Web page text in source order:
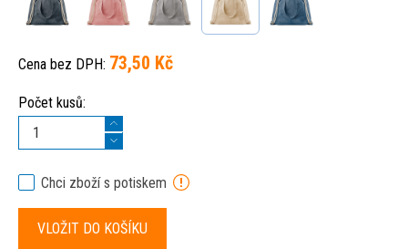
Cena bez DPH: 73,50 Kč
Počet kusů:
Chci zboží s potiskem